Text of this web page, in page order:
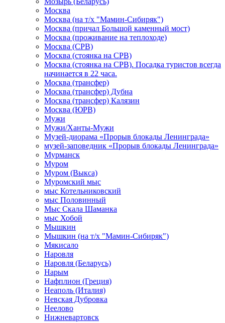
Москва
Москва (на т/х "Мамин-Сибиряк")
Москва (причал Большой каменный мост)
Москва (проживание на теплоходе)
Москва (СРВ)
Москва (стоянка на СРВ)
Москва (стоянка на СРВ). Посадка туристов всегда
начинается в 22 часа.
Москва (трансфер)
Москва (трансфер) Дубна
Москва (трансфер) Калязин
Москва (ЮРВ)
Мужи
Мужи/Ханты-Мужи
Музей-диорама «Прорыв блокады Ленинграда»
музей-заповедник «Прорыв блокады Ленинграда»
Мурманск
Муром
Муром (Выкса)
Муромский мыс
мыс Котельниковский
мыс Половинный
Мыс Скала Шаманка
мыс Хобой
Мышкин
Мышкин (на т/х "Мамин-Сибиряк")
Мякисало
Наровля
Наровля (Беларусь)
Нарым
Нафплион (Греция)
Неаполь (Италия)
Невская Дубровка
Неелово
Нижневартовск